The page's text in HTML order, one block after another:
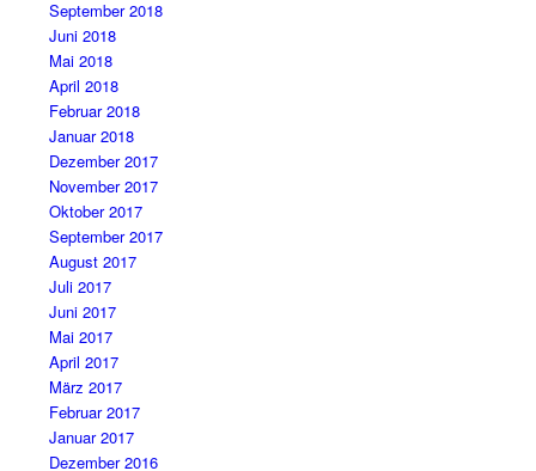
September 2018
Juni 2018
Mai 2018
April 2018
Februar 2018
Januar 2018
Dezember 2017
November 2017
Oktober 2017
September 2017
August 2017
Juli 2017
Juni 2017
Mai 2017
April 2017
März 2017
Februar 2017
Januar 2017
Dezember 2016